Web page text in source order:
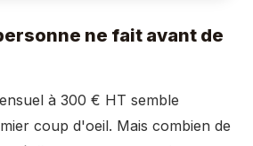
ne fait avant de
à 300 € HT semble
coup d'oeil. Mais combien de